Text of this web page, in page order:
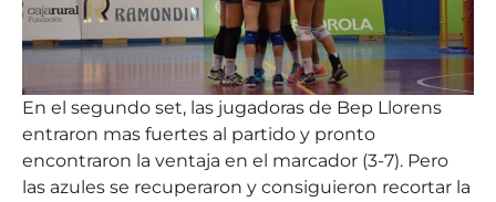
En el segundo set, las jugadoras de Bep Llorens
entraron mas fuertes al partido y pronto
encontraron la ventaja en el marcador (3-7). Pero
las azules se recuperaron y consiguieron recortar la